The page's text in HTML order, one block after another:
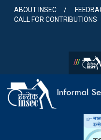
content
ABOUT INSEC
CALL FOR CONTRIBUTIONS
///